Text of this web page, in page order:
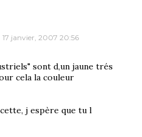
17 janvier, 2007 20:56
sont d,un jaune trés
cela la couleur
j espère que tu l